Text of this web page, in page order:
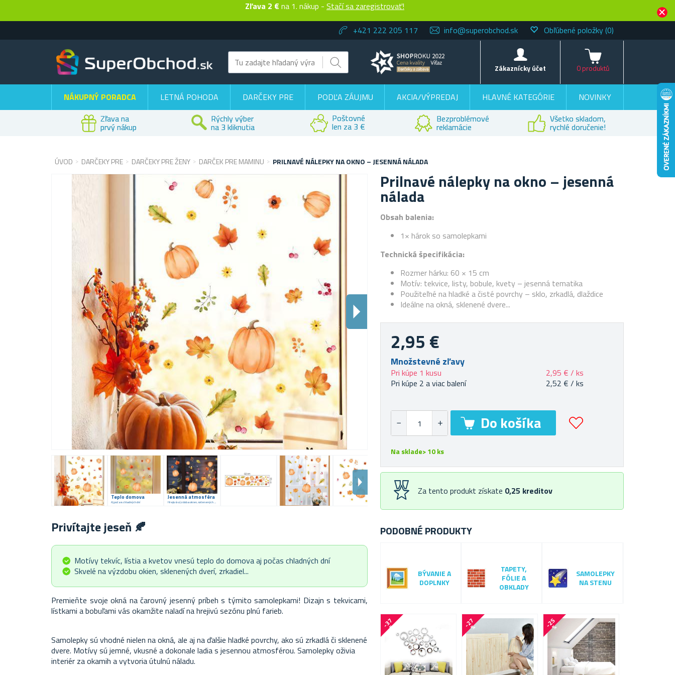
Zľava 2 € na 1. nákup - Stačí sa zaregistrovať!
+421 222 205 117
info@superobchod.sk Obľúbené položky(0)
Zákaznícky účet
Košík
0 produktů
NÁKUPNÝ PORADCA LETNÁ POHODA DARČEKY PRE PODĽA ZÁUJMU AKCIA/VÝPREDAJ HLAVNÉ KATEGÓRIE
NOVINKY
Zľava na
prvý nákup
Rýchly výber
na 3 kliknutia
Poštovné
len za 3 €
Bezproblémové
reklamácie
Všetko skladom,
rychlé doručenie!
ÚVOD DARČEKY PRE DARČEKY PRE ŽENY DARČEK PRE MAMINU PRILNAVÉ NÁLEPKY NA OKNO – JESENNÁ NÁLADA
Prilnavé nálepky na okno – jesenná
nálada
Teplo domova
Aj počas chladných dní
Jesenná atmosféra
Hrejivá výzdoba okien, sklenených dverí, zrkadiel...
Obsah balenia:
1× hárok so samolepkami
Technická špecifikácia:
Rozmer hárku: 60 × 15 cm
Motív: tekvice, listy, bobule, kvety – jesenná tematika
Použiteľné na hladké a čisté povrchy – sklo, zrkadlá, dlaždice
Ideálne na okná, sklenené dvere...
2,95 €
Množstevné zľavy
Pri kúpe 1 kusu
2,95 € / ks
Pri kúpe 2 a viac balení
2,52 € / ks
Na sklade> 10 ks
Za tento produkt získate 0,25 kreditov
Privítajte jeseň 🍂
Motívy tekvíc, lístia a kvetov vnesú teplo do domova aj počas chladných dní
Skvelé na výzdobu okien, sklenených dverí, zrkadiel...
Premieňte svoje okná na čarovný jesenný príbeh s týmito samolepkami! Dizajn s tekvicami,
lístkami a bobuľami vás okamžite naladí na hrejivú sezónu plnú farieb.
Samolepky sú vhodné nielen na okná, ale aj na ďalšie hladké povrchy, ako sú zrkadlá či sklenené
dvere. Motívy sú jemné, vkusné a dokonale ladia s jesennou atmosférou. Samolepky oživia
interiér za okamih a vytvoria útulnú náladu.
PODOBNÉ PRODUKTY
BÝVANIE A
DOPLNKY
TAPETY,
FÓLIE A
OBKLADY
SAMOLEPKY
NA STENU
-
3
7
% -
2
7
% -
2
5
%